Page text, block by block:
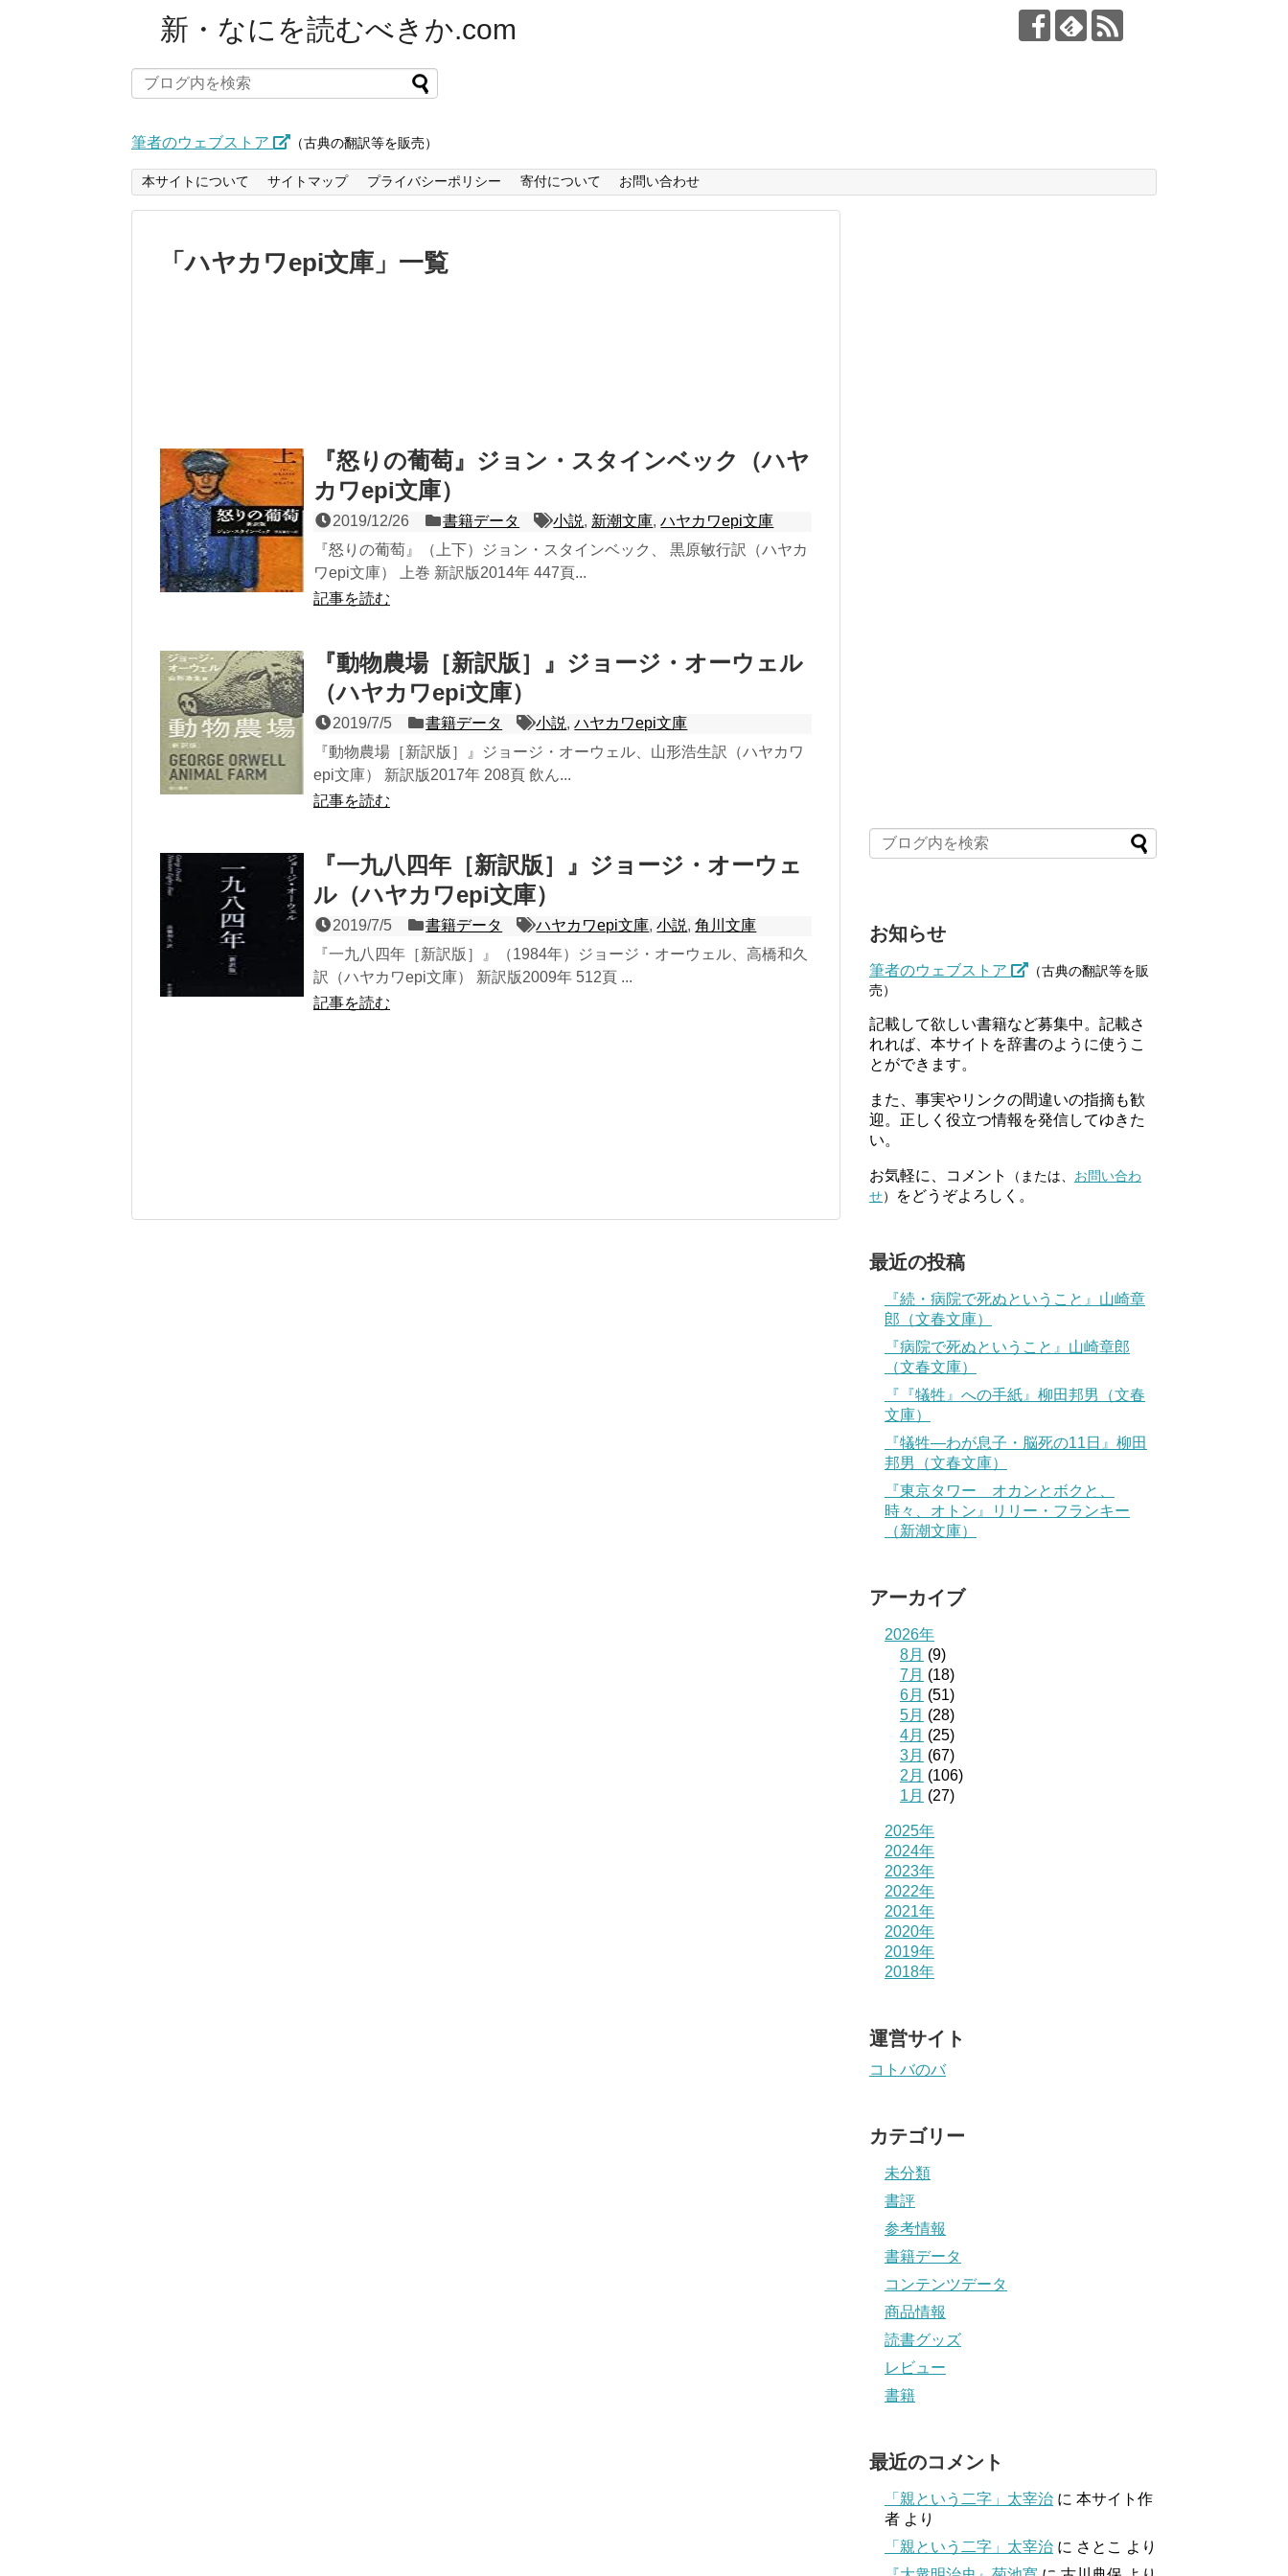
新・なにを読むべきか.com
筆者のウェブストア （古典の翻訳等を販売）
本サイトについて サイトマップ プライバシーポリシー 寄付について お問い合わせ
「ハヤカワepi文庫 」 一覧
『怒りの葡萄』ジョン・スタインベック（ハヤ
カワepi文庫）
2019/12/26 書籍データ 小説, 新潮文庫,ハヤカワepi文庫
『怒りの葡萄』（上下）ジョン・スタインベック、 黒原敏行訳（ハヤカ
ワepi文庫） 上巻 新訳版2014年 447頁...
記事を読む
『動物農場［新訳版］』ジョージ・オーウェル
（ハヤカワepi文庫）
2019/7/5 書籍データ 小説,ハヤカワepi文庫
『動物農場［新訳版］』ジョージ・オーウェル、山形浩生訳（ハヤカワ
epi文庫） 新訳版2017年 208頁 飲ん...
記事を読む
『一九八四年［新訳版］』ジョージ・オーウェ
ル（ハヤカワepi文庫）
2019/7/5 書籍データ ハヤカワepi文庫,小説,角川文庫
『一九八四年［新訳版］』（1984年）ジョージ・オーウェル、高橋和久
訳（ハヤカワepi文庫） 新訳版2009年 512頁 ...
記事を読む
お知らせ
筆者のウェブストア
（古典の翻訳等を販
売）
記載して欲しい書籍など募集中。記載さ
れれば、本サイトを辞書のように使うこ
とができます。
また、事実やリンクの間違いの指摘も歓
迎。正しく役立つ情報を発信してゆきた
い。
お気軽に、コメント （または、 お問い合わ
せ） をどうぞよろしく。
最近の投稿
『続・病院で死ぬということ』山崎章
郎（文春文庫）
『病院で死ぬということ』山崎章郎
（文春文庫）
『『犠牲』への手紙』柳田邦男（文春
文庫）
『犠牲―わが息子・脳死の11日』柳田
邦男（文春文庫）
『東京タワー オカンとボクと、
時々、オトン』リリー・フランキー
（新潮文庫）
アーカイブ
2026年
8月 (9)
7月 (18)
6月 (51)
5月 (28)
4月 (25)
3月 (67)
2月 (106)
1月 (27)
2025年
2024年
2023年
2022年
2021年
2020年
2019年
2018年
運営サイト
コトバのバ
カテゴリー
未分類
書評
参考情報
書籍データ
コンテンツデータ
商品情報
読書グッズ
レビュー
書籍
最近のコメント
「親という二字」太宰治 に 本サイト作
者 より
「親という二字」太宰治 に さとこ より